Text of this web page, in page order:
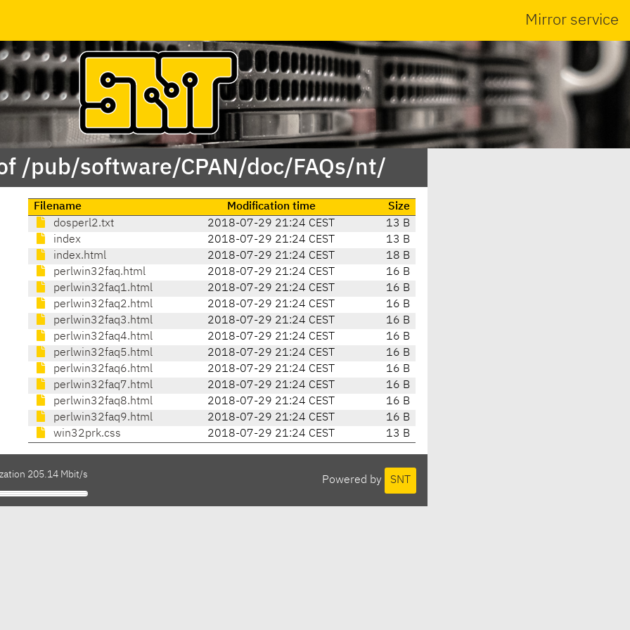
Mirror service
/pub/software/CPAN/doc/FAQs/nt/
Filename Modification time
Size
dosperl2.txt
2018-07-29 21:24 CEST
13 B
index
2018-07-29 21:24 CEST
13 B
index.html
2018-07-29 21:24 CEST
18 B
perlwin32faq.html
2018-07-29 21:24 CEST
16 B
perlwin32faq1.html
2018-07-29 21:24 CEST
16 B
perlwin32faq2.html
2018-07-29 21:24 CEST
16 B
perlwin32faq3.html
2018-07-29 21:24 CEST
16 B
perlwin32faq4.html
2018-07-29 21:24 CEST
16 B
perlwin32faq5.html
2018-07-29 21:24 CEST
16 B
perlwin32faq6.html
2018-07-29 21:24 CEST
16 B
perlwin32faq7.html
2018-07-29 21:24 CEST
16 B
perlwin32faq8.html
2018-07-29 21:24 CEST
16 B
perlwin32faq9.html
2018-07-29 21:24 CEST
16 B
win32prk.css
2018-07-29 21:24 CEST 13 B
Powered by SNT
205.14 Mbit/s